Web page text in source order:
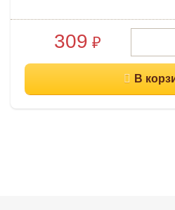
309 ₽